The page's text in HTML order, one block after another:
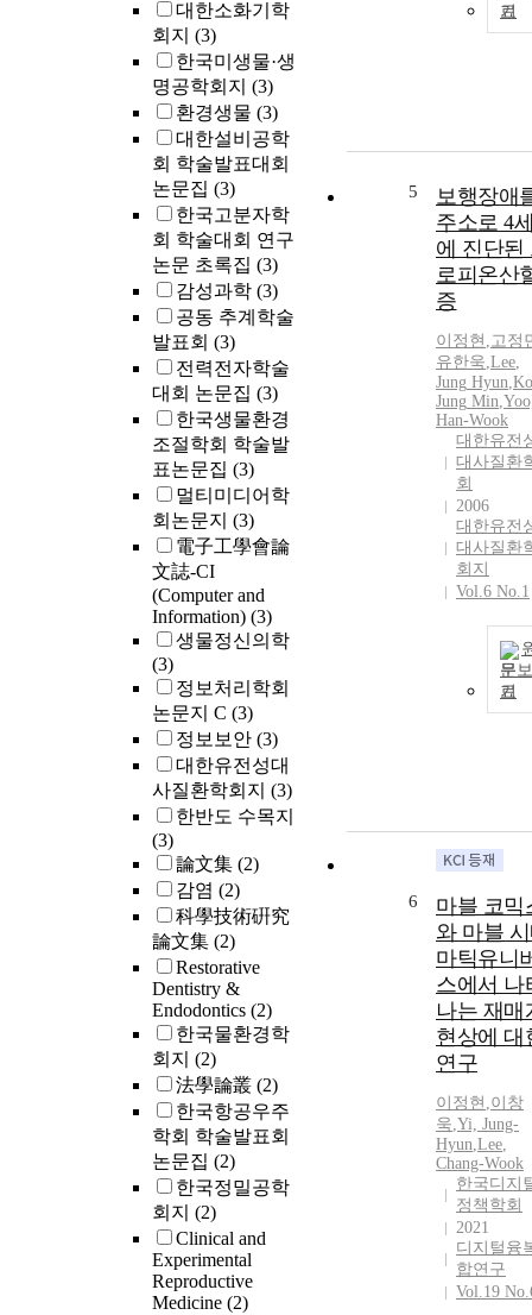
대한소화기학
회지 (3)
한국미생물·생
명공학회지 (3)
환경생물 (3)
대한설비공학
회 학술발표대회
논문집 (3)
한국고분자학
회 학술대회 연구
논문 초록집 (3)
감성과학 (3)
공동 추계학술
발표회 (3)
전력전자학술
대회 논문집 (3)
한국생물환경
조절학회 학술발
표논문집 (3)
멀티미디어학
회논문지 (3)
電子工學會論
文誌-CI
(Computer and
Information) (3)
생물정신의학
(3)
정보처리학회
논문지 C (3)
정보보안 (3)
대한유전성대
사질환학회지 (3)
한반도 수목지
(3)
論文集 (2)
감염 (2)
科學技術硏究
論文集 (2)
Restorative
Dentistry &
Endodontics (2)
한국물환경학
회지 (2)
法學論叢 (2)
한국항공우주
학회 학술발표회
논문집 (2)
한국정밀공학
회지 (2)
Clinical and
Experimental
Reproductive
Medicine (2)
기
5
보행장애
주소로 4
에 진단된
로피온산
증
이정현 ,고정
유한욱,Lee,
Jung Hyun,
Jung Min,
Han-Wook
대한유전
대사질환
회
2006
대한유전
대사질환
회지
Vol.6 No.1
문보
기
6
마블 코믹
와 마블
마틱유니
스에서 나
나는 재매
현상에 대
연구
이정현 ,이창
욱,Yi, Jung-
Hyun,Lee,
Chang-Wook
한국디지
정책학회
2021
디지털융
합연구
Vol.19